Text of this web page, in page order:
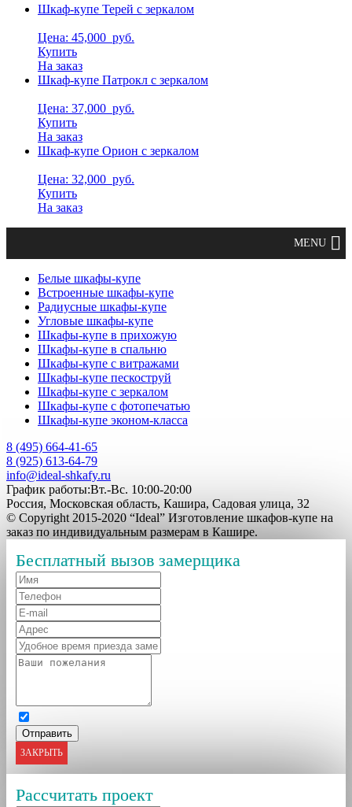
Шкаф-купе Терей с зеркалом
Цена: 45,000 руб.
Купить
На заказ
Шкаф-купе Патрокл с зеркалом
Цена: 37,000 руб.
Купить
На заказ
Шкаф-купе Орион с зеркалом
Цена: 32,000 руб.
Купить
На заказ
Белые шкафы-купе
Встроенные шкафы-купе
Радиусные шкафы-купе
Угловые шкафы-купе
Шкафы-купе в прихожую
Шкафы-купе в спальню
Шкафы-купе с витражами
Шкафы-купе пескоструй
Шкафы-купе с зеркалом
Шкафы-купе с фотопечатью
Шкафы-купе эконом-класса
8 (495) 664-41-65
8 (925) 613-64-79
info@ideal-shkafy.ru
График работы:Вт.-Вс. 10:00-20:00
Россия, Московская область, Кашира, Садовая улица, 32
© Copyright 2015-2020 “Ideal” Изготовление шкафов-купе на
заказ по индивидуальным размерам в Кашире.
Бесплатный вызов замерщика
ЗАКРЫТЬ
Рассчитать проект